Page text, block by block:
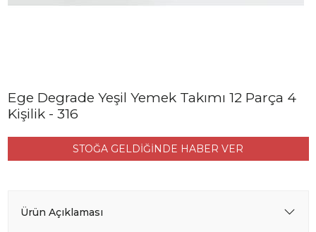
Ege Degrade Yeşil Yemek Takımı 12 Parça 4
Kişilik - 316
STOĞA GELDİĞİNDE HABER VER
Ürün Açıklaması